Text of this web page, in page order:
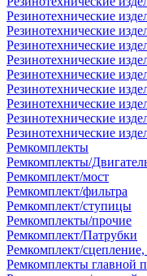
Резинотехнические
Резинотехнические
Резинотехнические
Резинотехнические
Резинотехнические
Резинотехнические
Резинотехнические
Резинотехнические
Резинотехнические
Ремкомплекты
Ремкомплекты/
Ремкомплект/мост
Ремкомплект/фильтра
Ремкомплект/ступицы
Ремкомплекты/прочие
Ремкомплект/Патрубки
Ремкомплект/сцепление,
Ремкомплекты главной